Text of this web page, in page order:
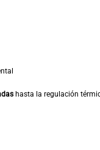
hasta la regulación